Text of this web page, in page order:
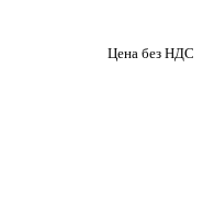
Цена без НДС